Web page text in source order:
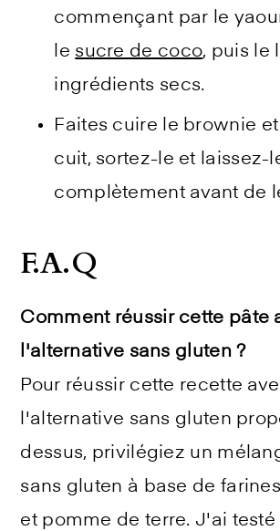
commençant par le
le sucre de coco, puis le
ingrédients secs.
Faites cuire le brownie
cuit, sortez-le et laissez-
complètement avant de
F.A.Q
Comment réussir cette pâte
l'alternative sans gluten ?
Pour réussir cette recette
l'alternative sans gluten
dessus, privilégiez un
sans gluten à base de
et pomme de terre. J'ai testé